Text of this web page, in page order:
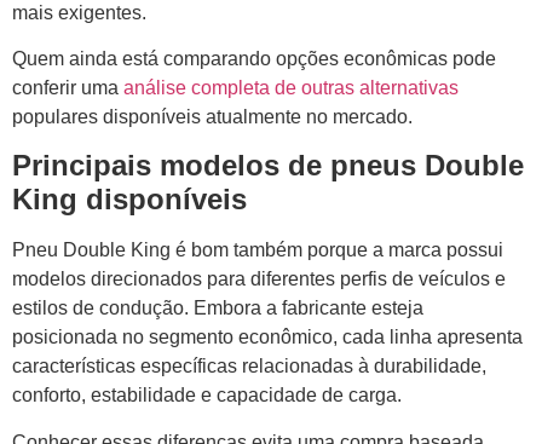
mais exigentes.
Quem ainda está comparando opções econômicas pode
conferir uma análise completa de outras alternativas
populares disponíveis atualmente no mercado.
Principais modelos de pneus Double
King disponíveis
Pneu Double King é bom também porque a marca possui
modelos direcionados para diferentes perfis de veículos e
estilos de condução. Embora a fabricante esteja
posicionada no segmento econômico, cada linha apresenta
características específicas relacionadas à durabilidade,
conforto, estabilidade e capacidade de carga.